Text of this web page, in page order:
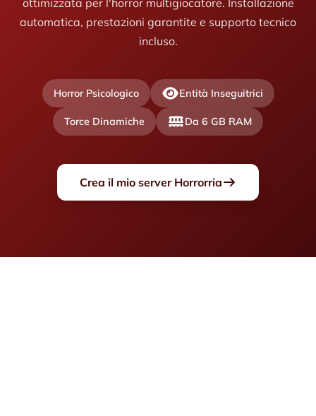
ottimizzata per l'horror multigiocatore. Installazione
automatica, prestazioni garantite e supporto tecnico
incluso.
Horror Psicologico Entità Inseguitrici
Torce Dinamiche Da 6 GB RAM
Crea il mio server Horrorria